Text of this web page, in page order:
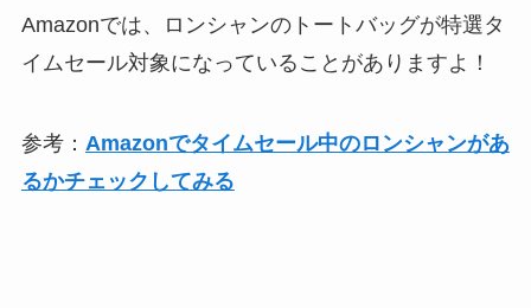
Amazonでは、ロンシャンのトートバッグが特選タ
イムセール対象になっていることがありますよ！
参考： Amazonでタイムセール中のロンシャンがあ
るかチェックしてみる